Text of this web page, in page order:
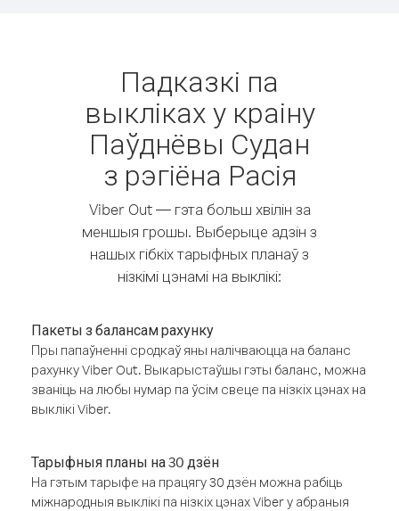
Падказкі па
выкліках у краіну
Паўднёвы Судан
з рэгіёна Расія
Viber Out — гэта больш хвілін за
меншыя грошы. Выберыце адзін з
нашых гібкіх тарыфных планаў з
нізкімі цэнамі на выклікі:
Пакеты з балансам рахунку
Пры папаўненні сродкаў яны налічваюцца на баланс
рахунку Viber Out. Выкарыстаўшы гэты баланс, можна
званіць на любы нумар па ўсім свеце па нізкіх цэнах на
выклікі Viber.
Тарыфныя планы на 30 дзён
На гэтым тарыфе на працягу 30 дзён можна рабіць
міжнародныя выклікі па нізкіх цэнах Viber у абраныя